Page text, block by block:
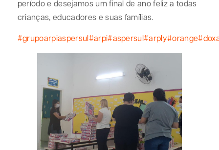
período e desejamos um final de ano feliz a todas
crianças, educadores e suas famílias.
#grupoarpiaspersul#arpi#aspersul#arply#orange